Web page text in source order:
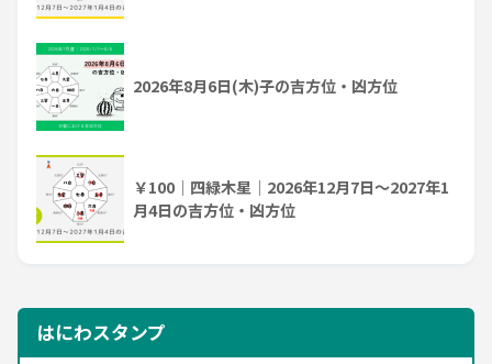
2026年8月6日(木)子の吉方位・凶方位
￥100｜四緑木星｜2026年12月7日～2027年1
月4日の吉方位・凶方位
はにわスタンプ